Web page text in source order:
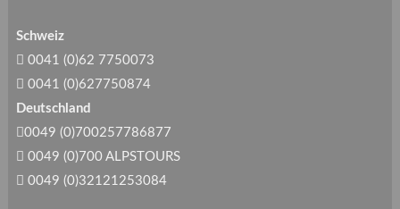
Schweiz
0041 (0)62 7750073
0041 (0)627750874
Deutschland
0049 (0)700257786877
0049 (0)700 ALPSTOURS
0049 (0)32121253084